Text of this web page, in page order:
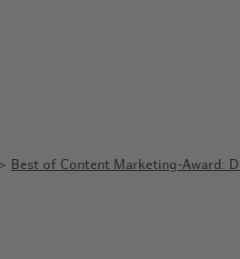
Best of Content Marketing-Award: